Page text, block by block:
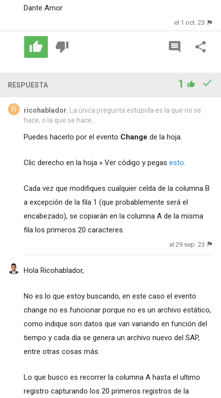
Dante Amor
el 1 oct. 23
RESPUESTA 1
ricohablador, La única pregunta estúpida es la que no se
hace, o la que se hace...
Puedes hacerlo por el evento Change de la hoja.
Clic derecho en la hoja » Ver código y pegas esto.
Cada vez que modifiques cualquier celda de la columna B
a excepción de la fila 1 (que probablemente será el
encabezado), se copiarán en la columna A de la misma
fila los primeros 20 caracteres.
el 29 sep. 23
Hola Ricohablador,
No es lo que estoy buscando, en este caso el evento
change no es funcionar porque no es un archivo estático,
como indique son datos que van variando en función del
tiempo y cada día se genera un archivo nuevo del SAP,
entre otras cosas más.
Lo que busco es recorrer la columna A hasta el ultimo
registro capturando los 20 primeros registros de la